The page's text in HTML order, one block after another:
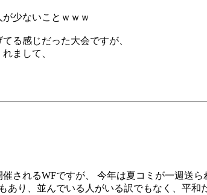
少ないことｗｗｗ
る感じだった大会ですが、
まして、
されるWFですが、 今年は夏コミが一週送
あり、並んでいる人がいる訳でもなく、平